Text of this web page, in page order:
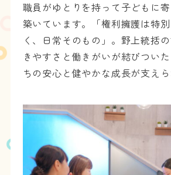
職員がゆとりを持って子どもに
築いています。「権利擁護は特
く、日常そのもの」。野上統括
きやすさと働きがいが結びつい
ちの安心と健やかな成長が支えら